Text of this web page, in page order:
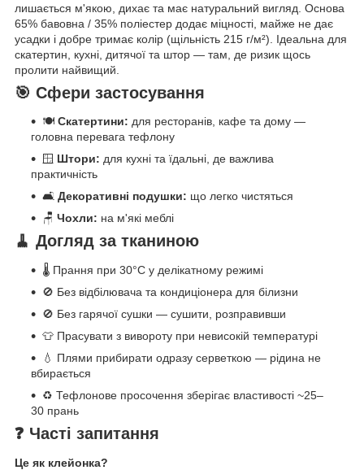
лишається м'якою, дихає та має натуральний вигляд. Основа
65% бавовна / 35% поліестер додає міцності, майже не дає
усадки і добре тримає колір (щільність 215 г/м²). Ідеальна для
скатертин, кухні, дитячої та штор — там, де ризик щось
пролити найвищий.
🎯 Сфери застосування
🍽️ Скатертини: для ресторанів, кафе та дому —
головна перевага тефлону
🪟 Штори: для кухні та їдальні, де важлива
практичність
🛋️ Декоративні подушки: що легко чистяться
🪑 Чохли: на м'які меблі
🧹 Догляд за тканиною
🌡️ Прання при 30°C у делікатному режимі
🚫 Без відбілювача та кондиціонера для білизни
🚫 Без гарячої сушки — сушити, розправивши
👕 Прасувати з вивороту при невисокій температурі
💧 Плями прибирати одразу серветкою — рідина не
вбирається
♻️ Тефлонове просочення зберігає властивості ~25–
30 прань
❓ Часті запитання
Це як клейонка?